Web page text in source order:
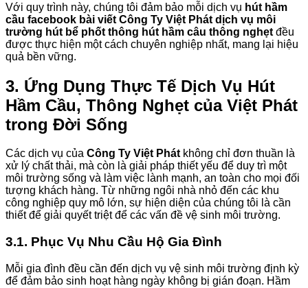
Với quy trình này, chúng tôi đảm bảo mỗi dịch vụ hút hầm
cầu facebook bài viết Công Ty Việt Phát dịch vụ môi
trường hút bể phốt thông hút hầm câu thông nghẹt đều
được thực hiện một cách chuyên nghiệp nhất, mang lại hiệu
quả bền vững.
3. Ứng Dụng Thực Tế Dịch Vụ Hút
Hầm Cầu, Thông Nghẹt của Việt Phát
trong Đời Sống
Các dịch vụ của Công Ty Việt Phátkhông chỉ đơn thuần là
xử lý chất thải, mà còn là giải pháp thiết yếu để duy trì một
môi trường sống và làm việc lành mạnh, an toàn cho mọi đối
tượng khách hàng. Từ những ngôi nhà nhỏ đến các khu
công nghiệp quy mô lớn, sự hiện diện của chúng tôi là cần
thiết để giải quyết triệt để các vấn đề vệ sinh môi trường.
3.1. Phục Vụ Nhu Cầu Hộ Gia Đình
Mỗi gia đình đều cần đến dịch vụ vệ sinh môi trường định kỳ
để đảm bảo sinh hoạt hàng ngày không bị gián đoạn. Hầm